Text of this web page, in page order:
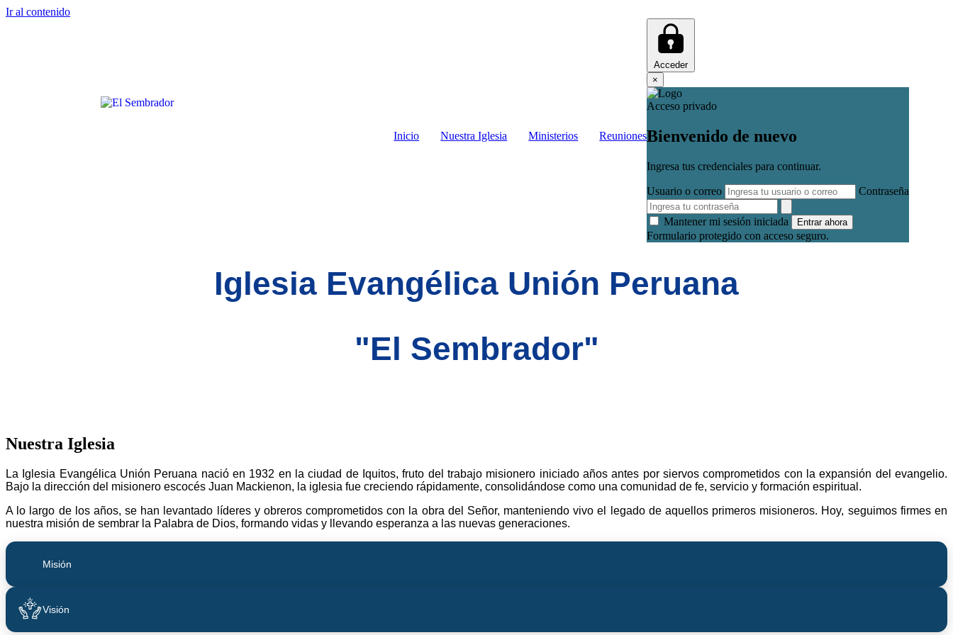
Ir al contenido
Inicio Nuestra Iglesia Ministerios Reuniones
Acceder
×
Acceso privado
Bienvenido de nuevo
Ingresa tus credenciales para continuar.
Usuario o correo Contraseña
Mantener mi sesión iniciada Entrar ahora
Formulario protegido con acceso seguro.
Iglesia Evangélica Unión Peruana
"El Sembrador"
Nuestra Iglesia
La Iglesia Evangélica Unión Peruana nació en 1932 en la ciudad de Iquitos, fruto del trabajo misionero iniciado años antes por siervos comprometidos con la expansión del evangelio.
Bajo la dirección del misionero escocés Juan Mackienon, la iglesia fue creciendo rápidamente, consolidándose como una comunidad de fe, servicio y formación espiritual.
A lo largo de los años, se han levantado líderes y obreros comprometidos con la obra del Señor, manteniendo vivo el legado de aquellos primeros misioneros. Hoy, seguimos firmes en
nuestra misión de sembrar la Palabra de Dios, formando vidas y llevando esperanza a las nuevas generaciones.
Misión
Visión